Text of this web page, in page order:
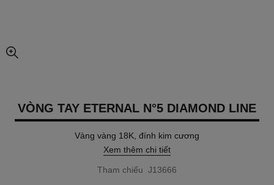
chế độ xem hình ảnh mở rộng
VÒNG TAY ETERNAL N°5 DIAMOND LINE
Vàng vàng 18K, đính kim cương
Xem thêm chi tiết
Tham chiếu J13666